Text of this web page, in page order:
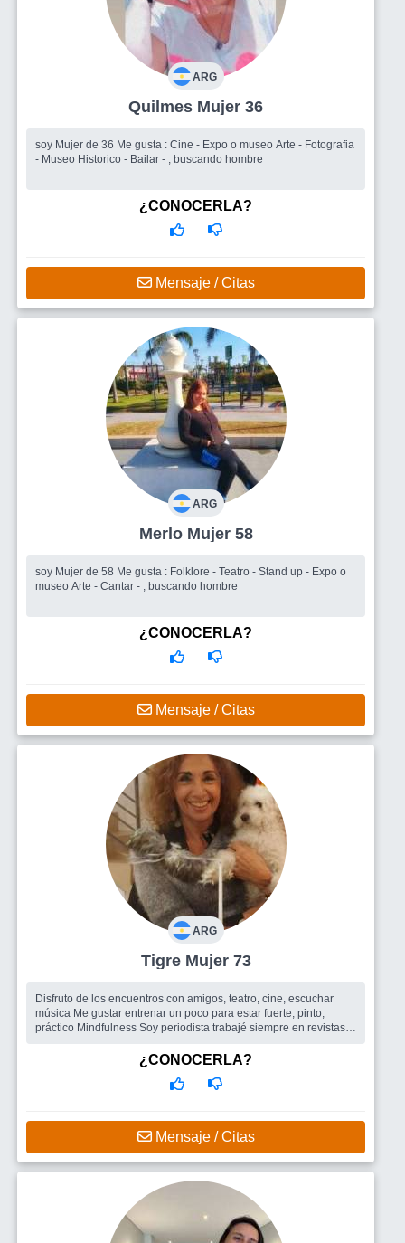
ARG
Quilmes Mujer 36
soy Mujer de 36 Me gusta : Cine - Expo o museo Arte - Fotografia
- Museo Historico - Bailar - , buscando hombre
¿CONOCERLA?
Mensaje / Citas
ARG
Merlo Mujer 58
soy Mujer de 58 Me gusta : Folklore - Teatro - Stand up - Expo o
museo Arte - Cantar - , buscando hombre
¿CONOCERLA?
Mensaje / Citas
ARG
Tigre Mujer 73
Disfruto de los encuentros con amigos, teatro, cine, escuchar
música Me gustar entrenar un poco para estar fuerte, pinto,
práctico Mindfulness Soy periodista trabajé siempre en revistas
Amigos para salir , un hombre
¿CONOCERLA?
Mensaje / Citas